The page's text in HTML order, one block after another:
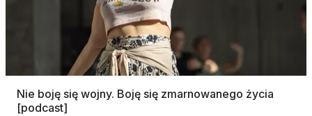
Nie boję się wojny. Boję się zmarnowanego życia
[podcast]